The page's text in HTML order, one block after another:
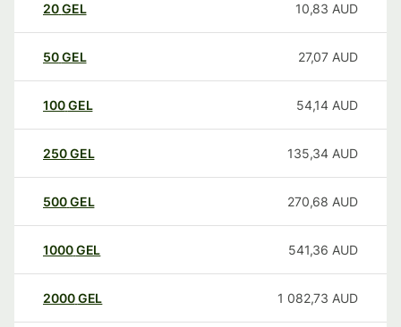
20GEL 10,83 AUD
50GEL 27,07 AUD
100GEL 54,14 AUD
250GEL 135,34 AUD
500GEL 270,68 AUD
1000GEL 541,36 AUD
2000GEL 1 082,73 AUD